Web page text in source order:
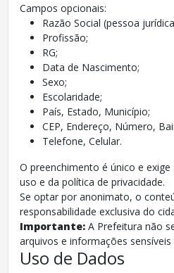
Campos opcionais:
Razão Social (pessoa
Profissão;
RG;
Data de Nascimento;
Sexo;
Escolaridade;
País, Estado, Município;
CEP, Endereço, Número,
Telefone, Celular.
O preenchimento é único e
uso e da política de privacidade.
Se optar por anonimato, o
responsabilidade exclusiva do
Importante: A Prefeitura não
arquivos e informações
Uso de Dados